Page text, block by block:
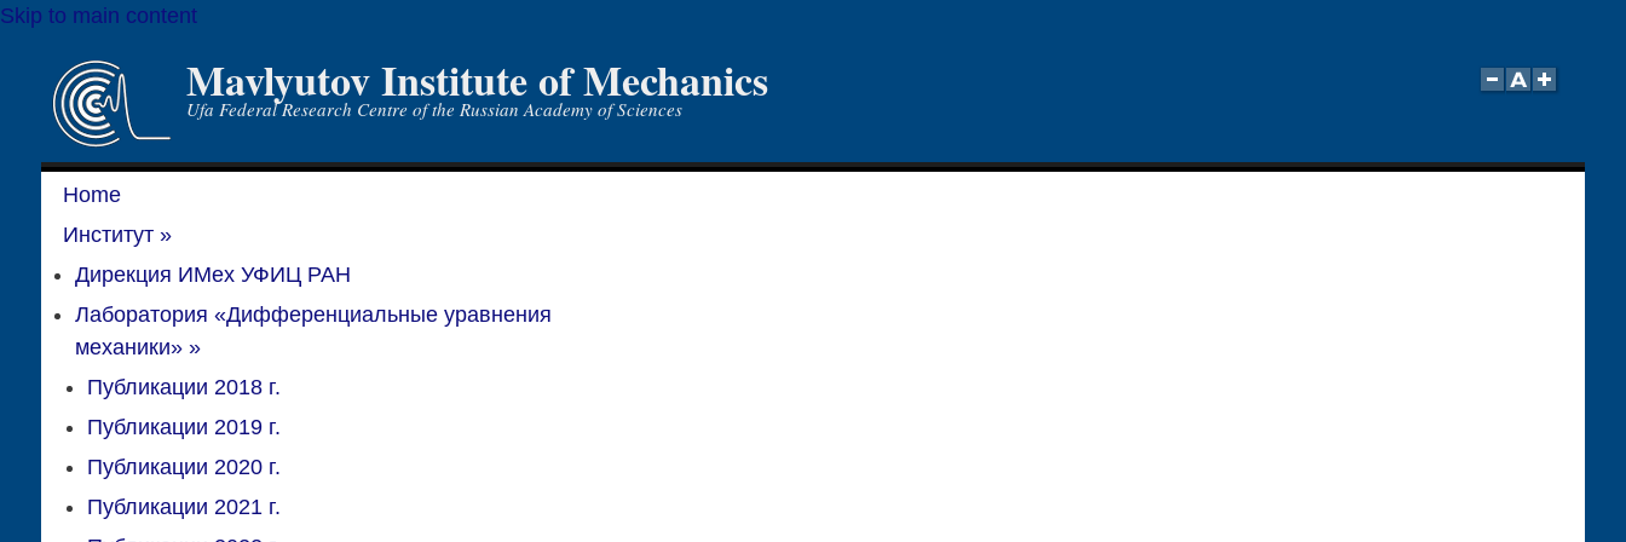
Skip to main content
Mavlyutov Institute of Mechanics
Ufa Federal Research Centre of the Russian Academy of Sciences
Home
Институт»
Дирекция ИМех УФИЦ РАН
Лаборатория «Дифференциальные уравнения
механики»»
Публикации 2018 г.
Публикации 2019 г.
Публикации 2020 г.
Публикации 2021 г.